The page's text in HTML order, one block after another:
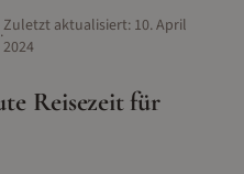
·Zuletzt aktualisiert: 10. April
2024
Reisezeit für